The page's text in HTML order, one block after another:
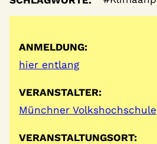
ANMELDUNG:
hier entlang
VERANSTALTER:
Münchner Volkshochschule
VERANSTALTUNGSORT: